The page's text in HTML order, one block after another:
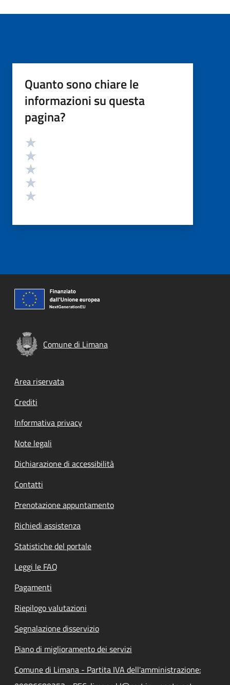
Quanto sono chiare le
informazioni su questa
pagina?
Valutazione
Comune di Limana
Footer menu
Area riservata
Crediti
Informativa privacy
Note legali
Dichiarazione di accessibilità
Contatti
Prenotazione appuntamento
Richiedi assistenza
Statistiche del portale
Leggi le FAQ
Pagamenti
Riepilogo valutazioni
Segnalazione disservizio
Piano di miglioramento dei servizi
Comune di Limana - Partita IVA dell'amministrazione: